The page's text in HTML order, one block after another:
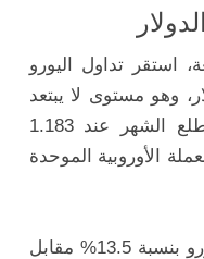
استقر تداول اليورو
من مستويات 1.1754 دولار، وهو مستوى لا يبتعد
كثيراً عن الذروة التي سجلها مطلع الشهر عند 1.183
الأوروبية الموحدة
منذ بداية العام الجاري، ارتفع اليورو بنسبة 13.5% مقابل